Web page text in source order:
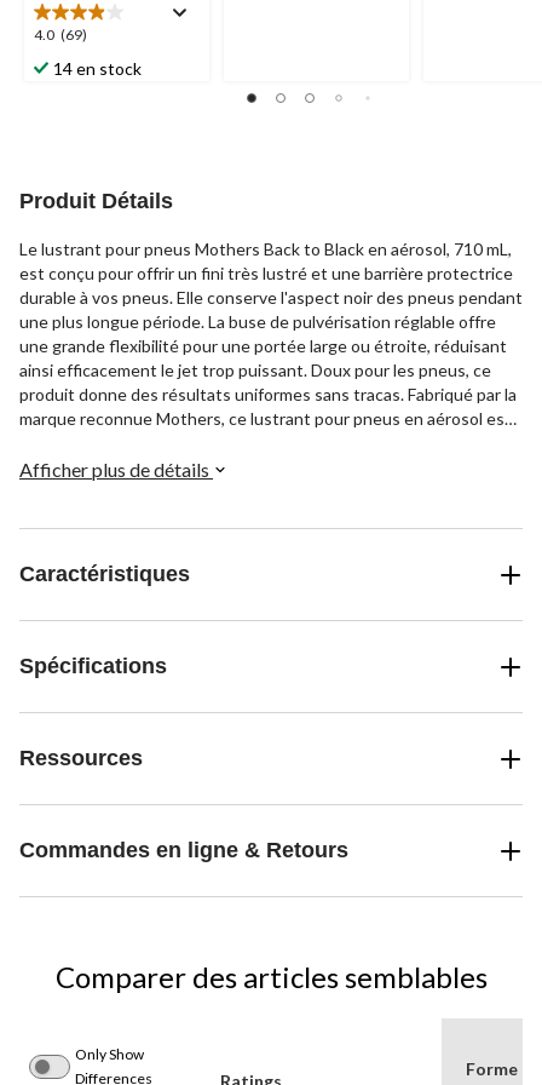
4.0 (69)
4.0
étoile(s)
sur
14 en stock
Produit Détails
Le lustrant pour pneus Mothers Back to Black en aérosol, 710 mL,
est conçu pour offrir un fini très lustré et une barrière protectrice
durable à vos pneus. Elle conserve l'aspect noir des pneus pendant
une plus longue période. La buse de pulvérisation réglable offre
une grande flexibilité pour une portée large ou étroite, réduisant
ainsi efficacement le jet trop puissant. Doux pour les pneus, ce
produit donne des résultats uniformes sans tracas. Fabriqué par la
marque reconnue Mothers, ce lustrant pour pneus en aérosol est
Afficher plus de détails
Caractéristiques
Spécifications
Ressources
Commandes en ligne & Retours
Comparer des articles semblables
Only Show
Differences
Forme